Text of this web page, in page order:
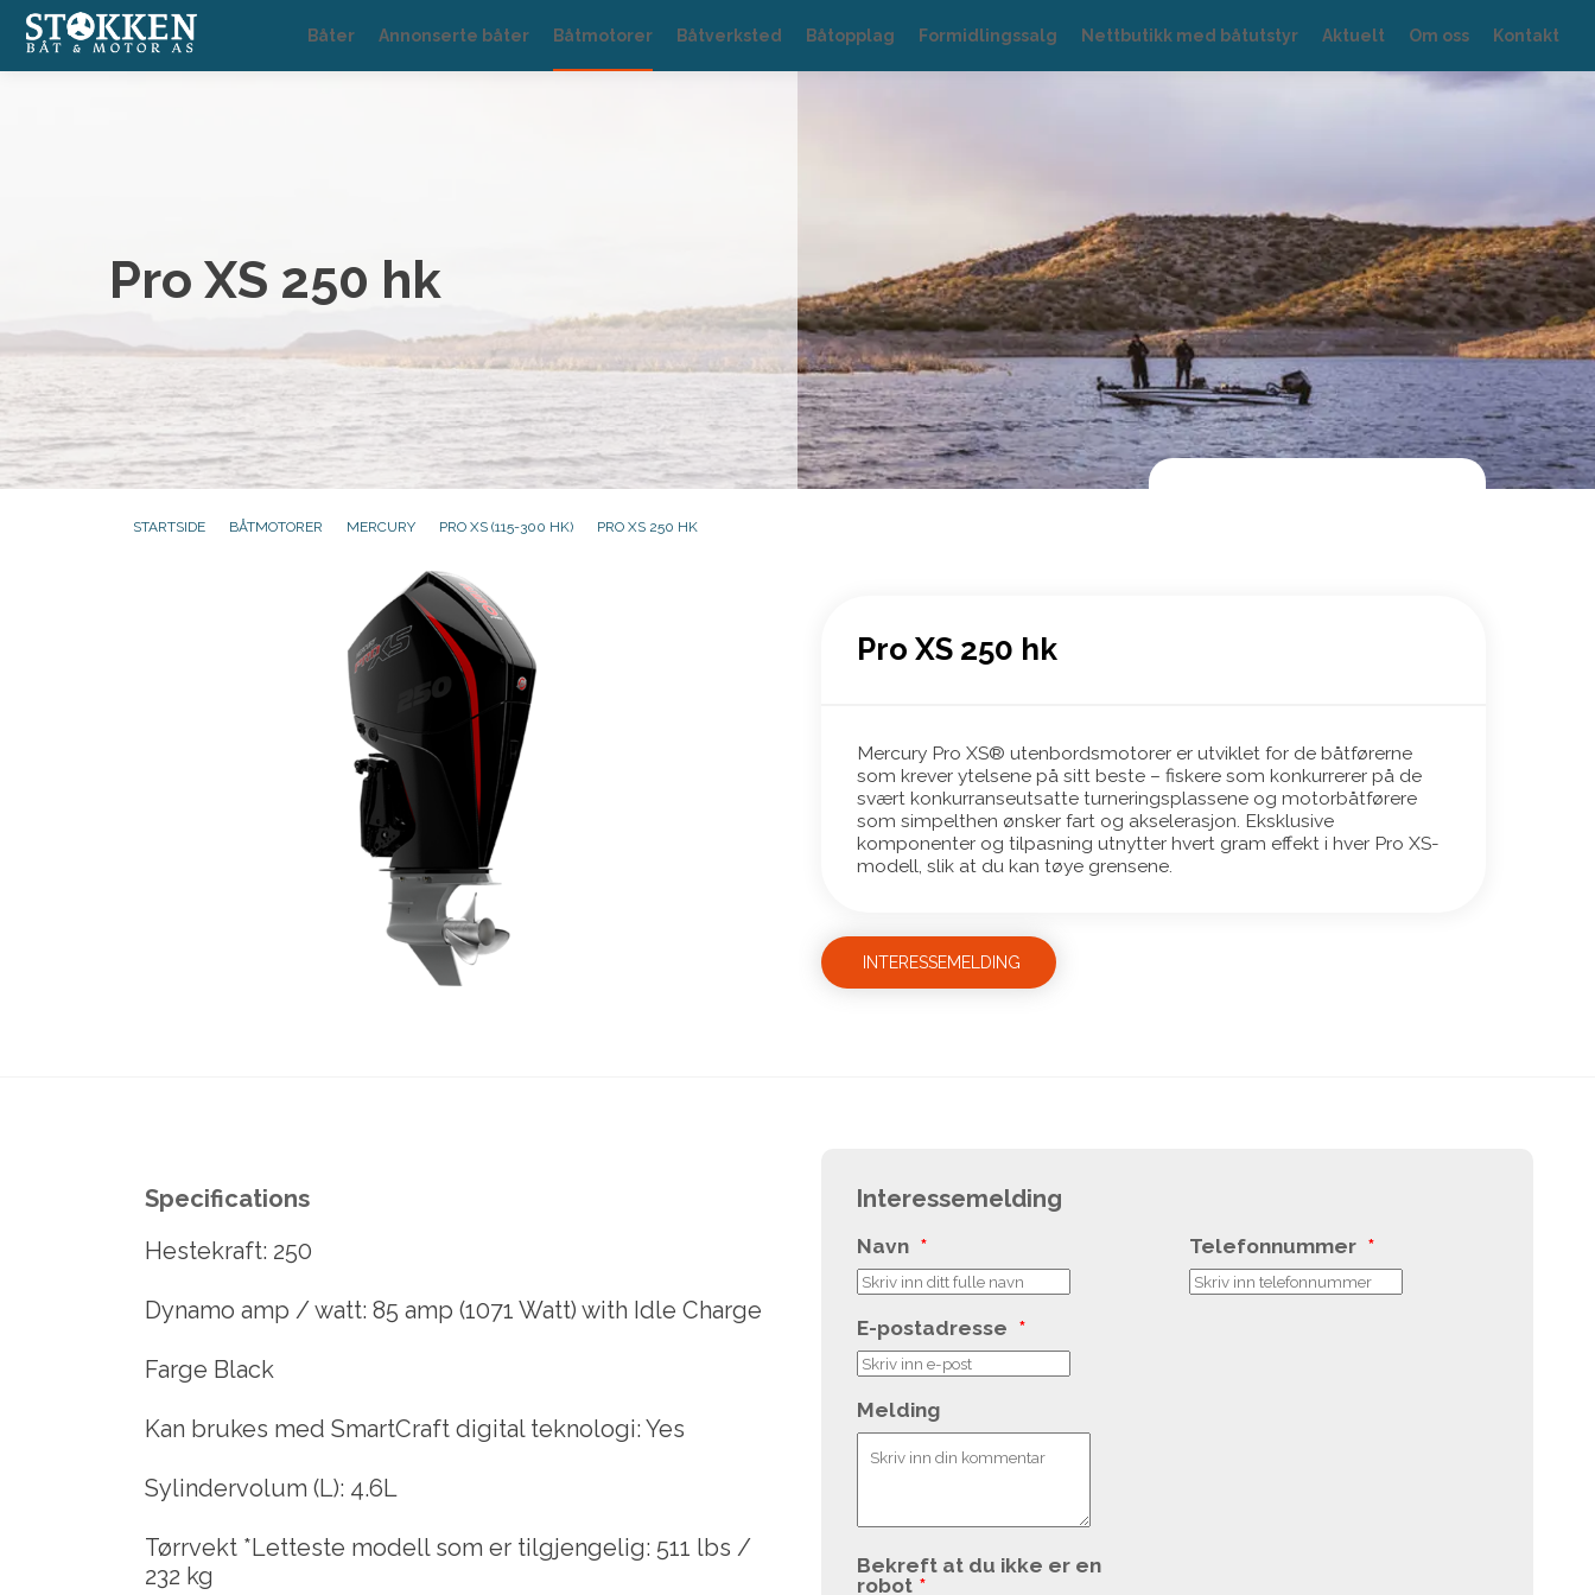
Båter Annonserte båter Båtmotorer Båtverksted Båtopplag Formidlingssalg Nettbutikk med båtutstyr Aktuelt Om oss Kontakt
Pro XS 250 hk
STARTSIDE BÅTMOTORER MERCURY PRO XS (115-300 HK) PRO XS 250 HK
Pro XS 250 hk
Mercury Pro XS® utenbordsmotorer er utviklet for de båtførerne
som krever ytelsene på sitt beste – fiskere som konkurrerer på de
svært konkurranseutsatte turneringsplassene og motorbåtførere
som simpelthen ønsker fart og akselerasjon. Eksklusive
komponenter og tilpasning utnytter hvert gram effekt i hver Pro XS-
modell, slik at du kan tøye grensene.
INTERESSEMELDING
Specifications
Hestekraft: 250
Dynamo amp / watt: 85 amp (1071 Watt) with Idle Charge
Farge Black
Kan brukes med SmartCraft digital teknologi: Yes
Sylindervolum (L): 4.6L
Tørrvekt *Letteste modell som er tilgjengelig: 511 lbs /
232 kg
Interessemelding
Navn * Telefonnummer *
E-postadresse *
Melding
Bekreft at du ikke er en
robot *